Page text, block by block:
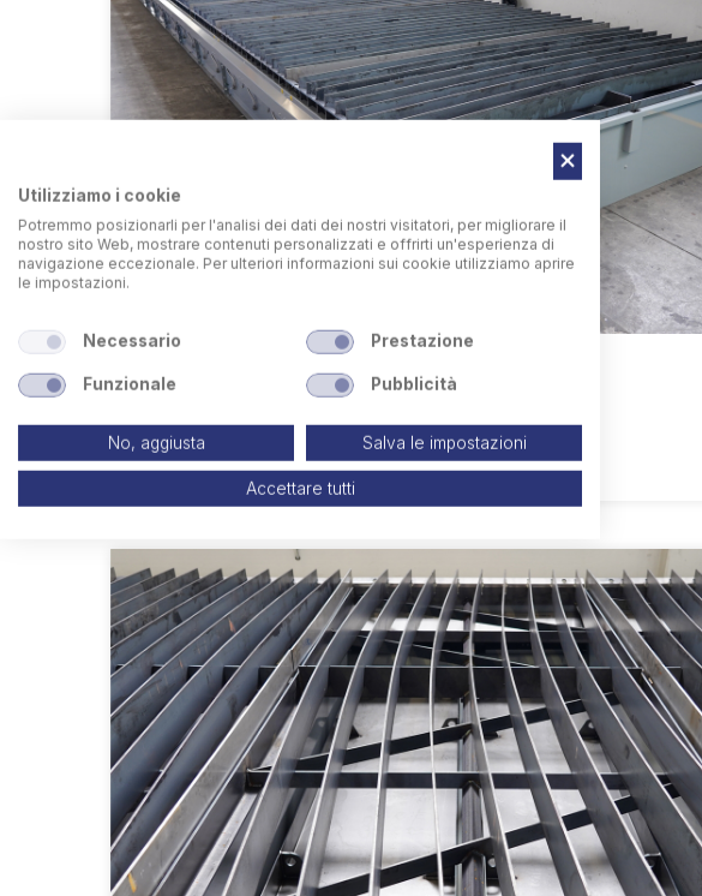
Canali laterali di aspirazione
Utilizziamo i cookie
Potremmo posizionarli per l'analisi dei dati dei nostri visitatori, per migliorare il
nostro sito Web, mostrare contenuti personalizzati e offrirti un'esperienza di
navigazione eccezionale. Per ulteriori informazioni sui cookie utilizziamo aprire
le impostazioni.
Necessario Prestazione
Funzionale Pubblicità
No, aggiusta Salva le impostazioni
Accettare tutti